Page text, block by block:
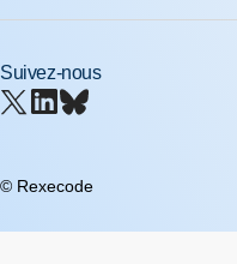
Suivez-nous
© Rexecode